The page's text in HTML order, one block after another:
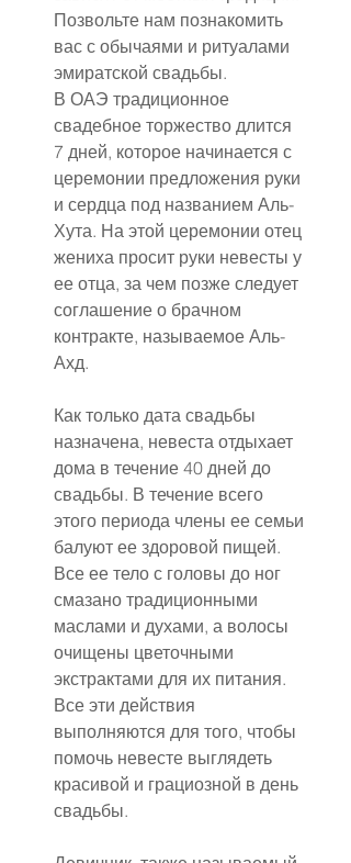
Позвольте нам познакомить
вас с обычаями и ритуалами
эмиратской свадьбы.
В ОАЭ традиционное
свадебное торжество длится
7 дней, которое начинается с
церемонии предложения руки
и сердца под названием Аль-
Хута. На этой церемонии отец
жениха просит руки невесты у
ее отца, за чем позже следует
соглашение о брачном
контракте, называемое Аль-
Ахд.
Как только дата свадьбы
назначена, невеста отдыхает
дома в течение 40 дней до
свадьбы. В течение всего
этого периода члены ее семьи
балуют ее здоровой пищей.
Все ее тело с головы до ног
смазано традиционными
маслами и духами, а волосы
очищены цветочными
экстрактами для их питания.
Все эти действия
выполняются для того, чтобы
помочь невесте выглядеть
красивой и грациозной в день
свадьбы.